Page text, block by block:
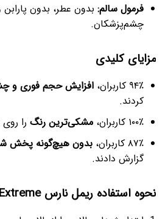
فرمول سالم: بدون عطر، بدون
چشم‌پزشکان.
مزایای کلیدی
۹۴٪ کاربران، افزایش حجم فوری و
کردند.
۱۰۰٪ کاربران،
مشکی‌ترین رنگ را
۸۷٪ کاربران،
بدون هیچ‌گونه پخش
گزارش دادند.
نحوه استفاده ریمل نارس Climax Extreme